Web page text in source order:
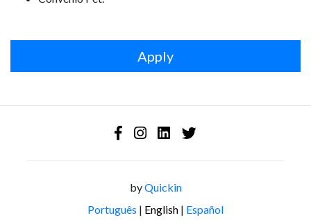
Apply
byQuickin
Português | English | Español